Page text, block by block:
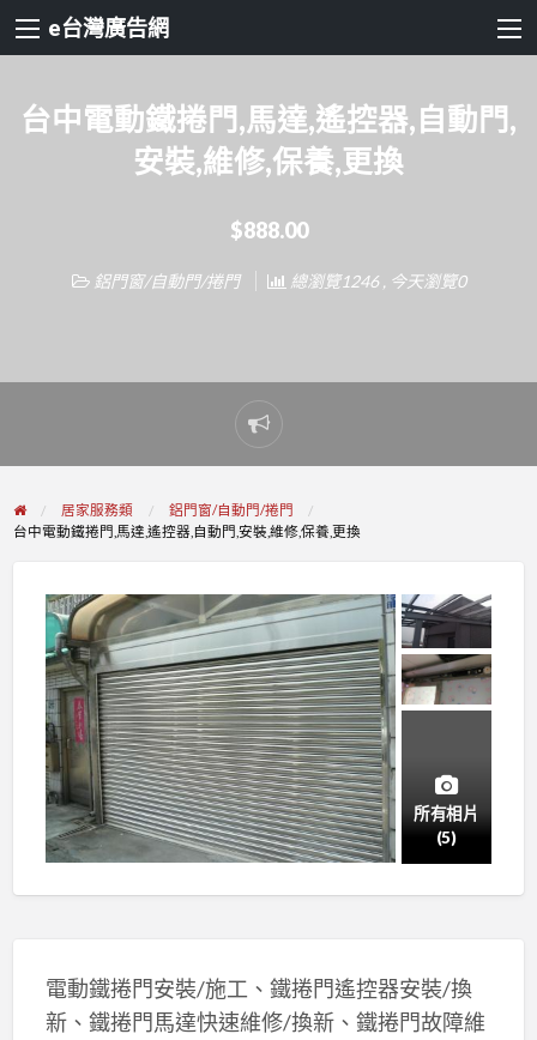
e台灣廣告網
台中電動鐵捲門,馬達,遙控器,自動門,
安裝,維修,保養,更換
$888.00
鋁門窗/自動門/捲門 總瀏覽1246 , 今天瀏覽0
Report
problem
居家服務類
鋁門窗/自動門/捲門
台中電動鐵捲門,馬達,遙控器,自動門,安裝,維修,保養,更換
所有相片
(5)
電動鐵捲門安裝/施工、鐵捲門遙控器安裝/換
新、鐵捲門馬達快速維修/換新、鐵捲門故障維